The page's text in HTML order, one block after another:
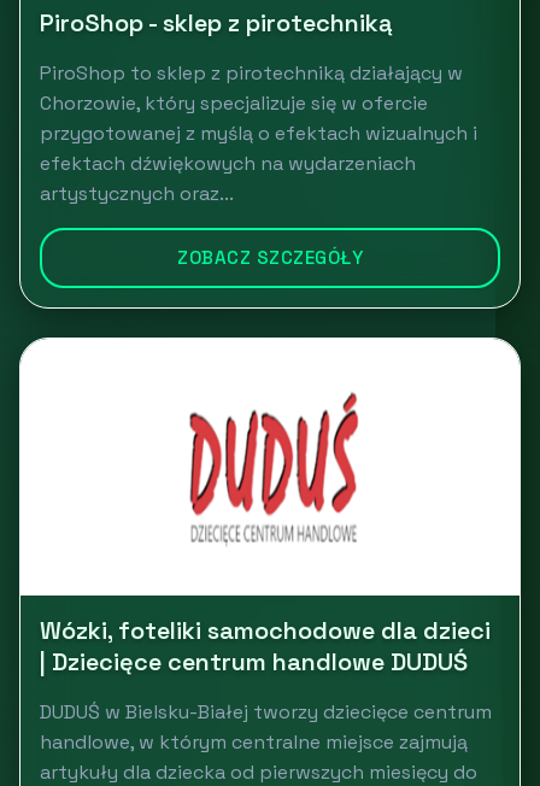
PiroShop - sklep z pirotechniką
PiroShop to sklep z pirotechniką działający w
Chorzowie, który specjalizuje się w ofercie
przygotowanej z myślą o efektach wizualnych i
efektach dźwiękowych na wydarzeniach
artystycznych oraz...
ZOBACZ SZCZEGÓŁY
Wózki, foteliki samochodowe dla dzieci
| Dziecięce centrum handlowe DUDUŚ
DUDUŚ w Bielsku-Białej tworzy dziecięce centrum
handlowe, w którym centralne miejsce zajmują
artykuły dla dziecka od pierwszych miesięcy do